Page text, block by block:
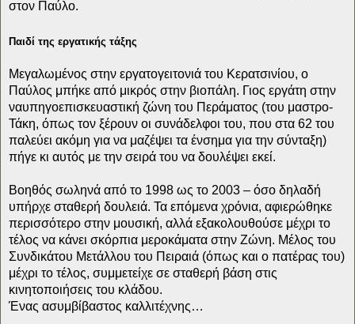
στον Παύλο.
Παιδί της εργατικής τάξης
Μεγαλωμένος στην εργατογειτονιά του Κερατσινίου, ο
Παύλος μπήκε από μικρός στην βιοπάλη. Γιος εργάτη στην
ναυπηγοεπισκευαστική ζώνη του Περάματος (του μαστρο-
Τάκη, όπως τον ξέρουν οι συνάδελφοι του, που στα 62 του
παλεύει ακόμη για να μαζέψει τα ένσημα για την σύνταξη)
πήγε κι αυτός με την σειρά του να δουλέψει εκεί.
Βοηθός σωληνά από το 1998 ως το 2003 – όσο δηλαδή
υπήρχε σταθερή δουλειά. Τα επόμενα χρόνια, αφιερώθηκε
περισσότερο στην μουσική, αλλά εξακολουθούσε μέχρι το
τέλος να κάνει σκόρπια μεροκάματα στην Ζώνη. Μέλος του
Συνδικάτου Μετάλλου του Πειραιά (όπως και ο πατέρας του)
μέχρι το τέλος, συμμετείχε σε σταθερή βάση στις
κινητοποιήσεις του κλάδου.
Ένας ασυμβίβαστος καλλιτέχνης…